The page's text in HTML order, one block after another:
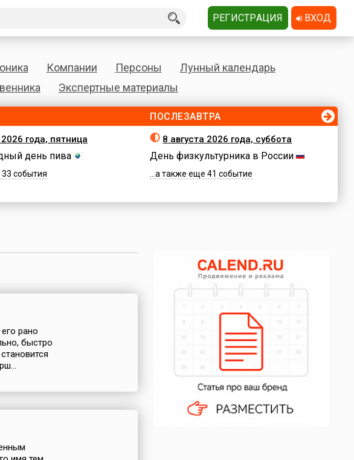
Компании Персоны
Лунный календарь
Экспертные материалы
2026 года, пятница
день пива
33 события
ПОСЛЕЗАВТРА
8 августа 2026 года, суббота
День физкультурника в России
...а также еще 41 событие
рано
быстро
РЕГИСТРАЦИЯ ВХОД